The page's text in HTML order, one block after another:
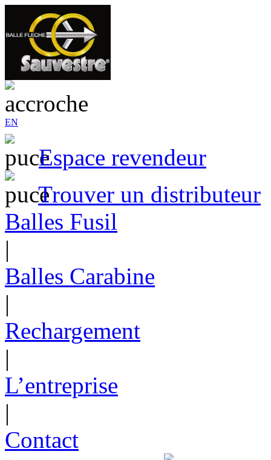
EN
Espace revendeur
Trouver un distributeur
Balles Fusil
|
Balles Carabine
|
Rechargement
|
L’entreprise
|
Contact